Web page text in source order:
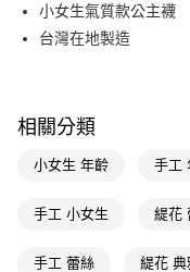
Google Pay
【關於「AFTEE先享後付」】
便利好安心！
３．安心：先確認商品／服
【「AFTEE先享後付」結帳
即享券
每筆NT$65，滿NT$390(
小女生氣質款公主襪
台灣在地製造
相關分類
小女生 年齡 手工
手工 小女生 緹花
手工 蕾絲 緹花 典